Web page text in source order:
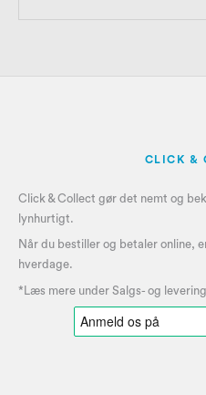
CLICK &
Click & Collect gør det nemt og
lynhurtigt.
Når du bestiller og betaler online,
hverdage.
*Læs mere under Salgs- og